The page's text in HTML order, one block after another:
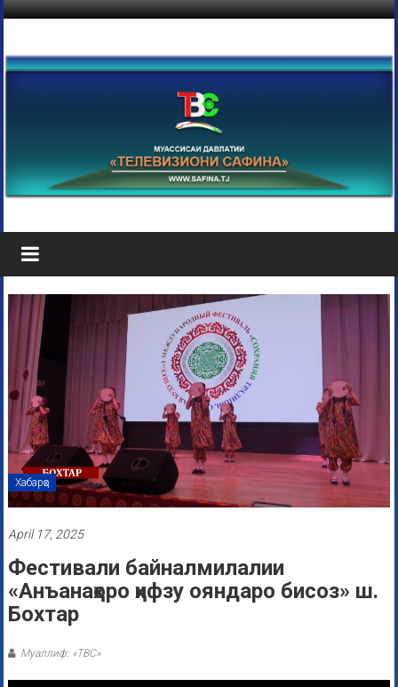
Хабарҳо
April 17, 2025
Фестивали байналмилалии
«Анъанаҳоро ҳифзу ояндаро бисоз» ш.
Бохтар
Муаллиф: «ТВС»